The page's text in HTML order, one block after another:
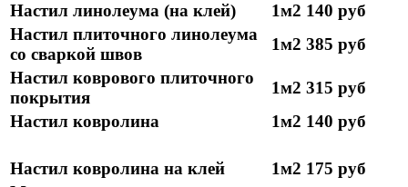
Настил линолеума (на клей)
1м2 140 руб
Настил плиточного линолеума
со сваркой швов
1м2 385 руб
Настил коврового плиточного
покрытия
1м2 315 руб
Настил ковролина
1м2 140 руб
Настил ковролина на клей 1м2 175 руб